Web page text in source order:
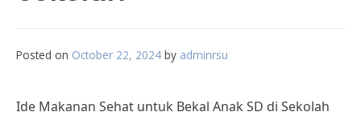
Posted on October 22, 2024 by adminrsu
Ide Makanan Sehat untuk Bekal Anak SD di Sekolah